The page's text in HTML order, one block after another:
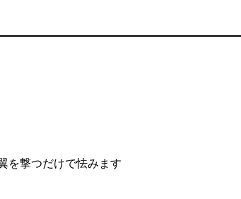
を撃つだけで怯みます